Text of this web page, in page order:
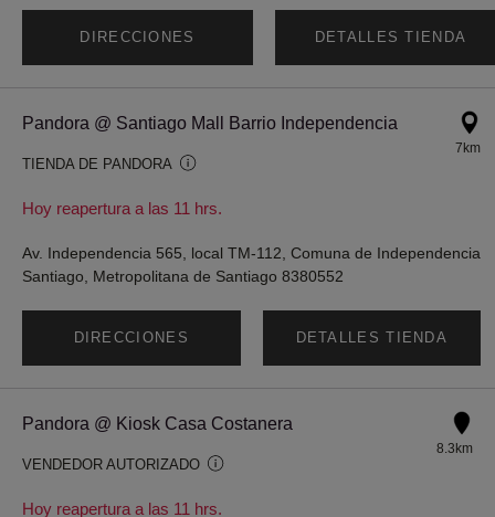
DIRECCIONES DETALLES TIENDA
Pandora @ Santiago Mall Barrio Independencia
TIENDA DE PANDORA
Hoy reapertura a las 11 hrs.
7km
Av. Independencia 565, local TM-112, Comuna de Independencia
Santiago, Metropolitana de Santiago 8380552
DIRECCIONES DETALLES TIENDA
Pandora @ Kiosk Casa Costanera
VENDEDOR AUTORIZADO
Hoy reapertura a las 11 hrs.
8.3km